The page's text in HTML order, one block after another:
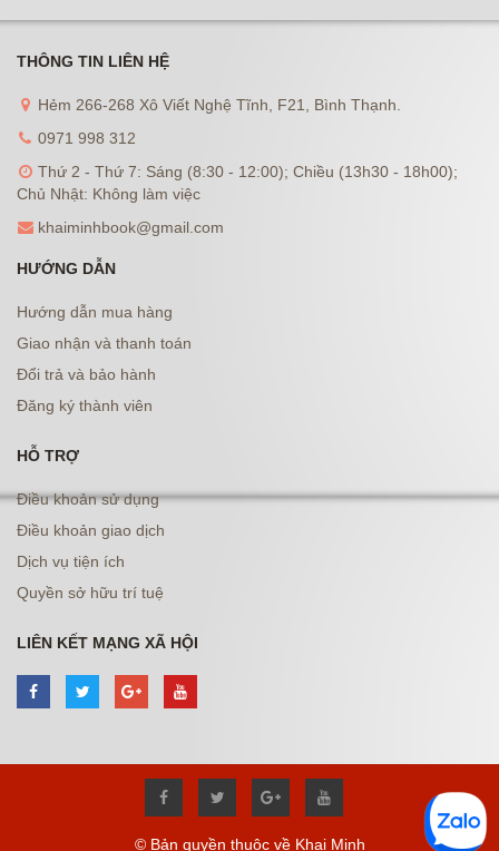
THÔNG TIN LIÊN HỆ
Hẻm 266-268 Xô Viết Nghệ Tĩnh, F21, Bình Thạnh.
0971 998 312
Thứ 2 - Thứ 7: Sáng (8:30 - 12:00); Chiều (13h30 - 18h00);
Chủ Nhật: Không làm việc
khaiminhbook@gmail.com
HƯỚNG DẪN
Hướng dẫn mua hàng
Giao nhận và thanh toán
Đổi trả và bảo hành
Đăng ký thành viên
HỖ TRỢ
Điều khoản sử dụng
Điều khoản giao dịch
Dịch vụ tiện ích
Quyền sở hữu trí tuệ
LIÊN KẾT MẠNG XÃ HỘI
© Bản quyền thuộc về Khai Minh